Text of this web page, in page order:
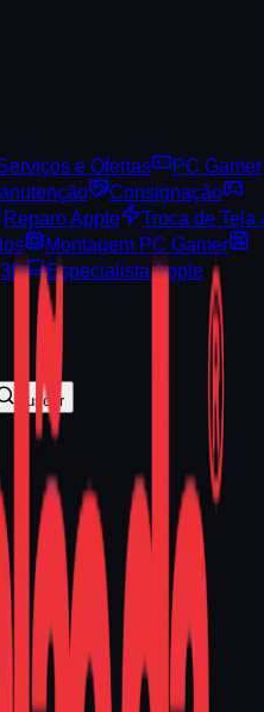
e Ofertas
PC Gamer
Consignação
Reparo Apple
Troca de Tela
Montagem PC Gamer
Especialista Apple
Buscar